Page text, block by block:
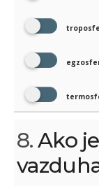
8.Ako